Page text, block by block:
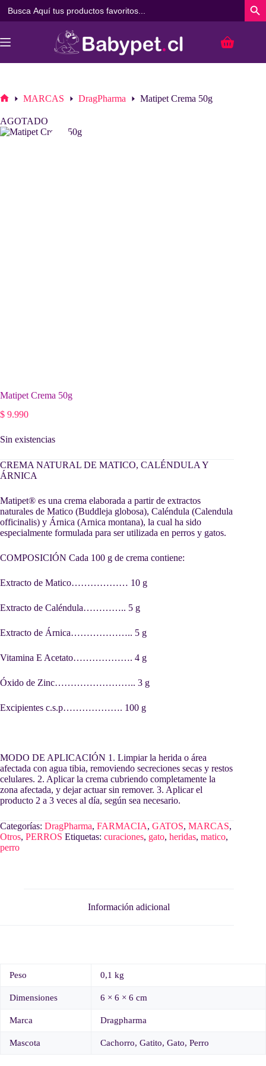
al
contenido
Carro
MARCAS DragPharma Matipet Crema 50g
AGOTADO
Matipet Crema 50g
$ 9.990
Sin existencias
CREMA NATURAL DE MATICO, CALÉNDULA Y
ÁRNICA
Matipet® es una crema elaborada a partir de extractos
naturales de Matico (Buddleja globosa), Caléndula (Calendula
officinalis) y Árnica (Arnica montana), la cual ha sido
especialmente formulada para ser utilizada en perros y gatos.
COMPOSICIÓN Cada 100 g de crema contiene:
Extracto de Matico……………… 10 g
Extracto de Caléndula………….. 5 g
Extracto de Árnica……………….. 5 g
Vitamina E Acetato………………. 4 g
Óxido de Zinc…………………….. 3 g
Excipientes c.s.p………………. 100 g
MODO DE APLICACIÓN 1. Limpiar la herida o área
afectada con agua tibia, removiendo secreciones secas y restos
celulares. 2. Aplicar la crema cubriendo completamente la
zona afectada, y dejar actuar sin remover. 3. Aplicar el
producto 2 a 3 veces al día, según sea necesario.
Categorías: DragPharma, FARMACIA, GATOS, MARCAS,
Otros, PERROS Etiquetas: curaciones, gato, heridas, matico,
perro
Información adicional
Peso 0,1 kg
Dimensiones 6 × 6 × 6 cm
Marca Dragpharma
Mascota Cachorro, Gatito, Gato, Perro